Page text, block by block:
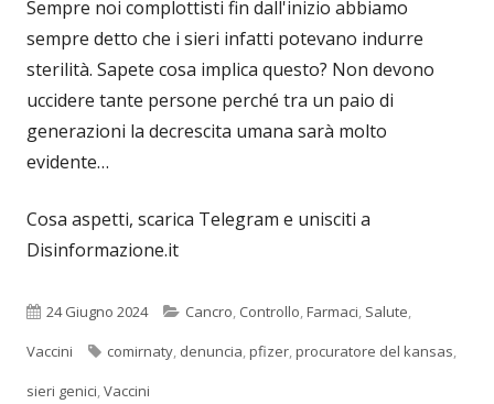
Sempre noi complottisti fin dall'inizio abbiamo
sempre detto che i sieri infatti potevano indurre
sterilità. Sapete cosa implica questo? Non devono
uccidere tante persone perché tra un paio di
generazioni la decrescita umana sarà molto
evidente…
Cosa aspetti, scarica Telegram e unisciti a
Disinformazione.it
Pubblicato
24 Giugno 2024 Categorie
Cancro, Controllo,Farmaci, Salute,
Vaccini
Tag
comirnaty, denuncia,pfizer,procuratore del kansas,
sieri genici,Vaccini